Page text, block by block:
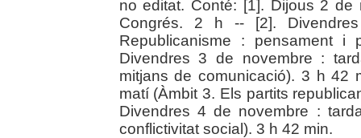
no editat. Conté: [1]. Dijous 2
Congrés. 2 h -- [2].
Republicanisme : pensament
Divendres 3 de novembre :
mitjans de comunicació). 3 h 42
matí (Àmbit 3. Els partits
Divendres 4 de novembre :
conflictivitat social). 3 h 42 min.